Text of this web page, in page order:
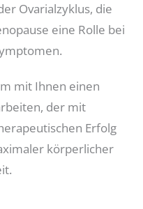
Ovarialzyklus, die
eine Rolle bei
mit Ihnen einen
der mit
Erfolg
körperlicher